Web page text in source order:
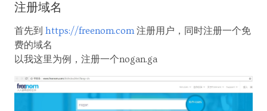
注册域名
首先到 https://freenom.com 注册用户，同时注册一个免
费的域名
以我这里为例，注册一个nogan.ga